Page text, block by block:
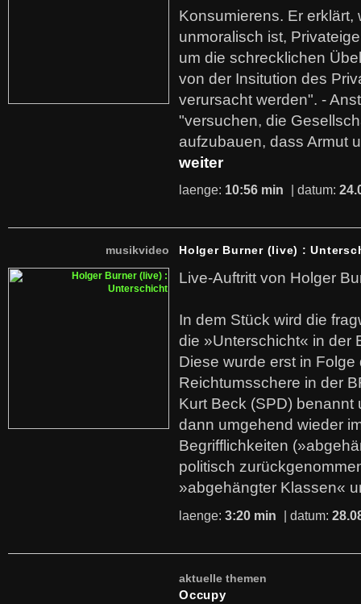
Konsumierens. Er erklärt,
unmoralisch ist,
um die schrecklichen
von der Insitution des
verursacht werden". -
"versuchen, die
aufzubauen, dass Armut
weiter
laenge: 10:56 min | datum:
musikvideo Holger Burner (live) :
Live-Auftritt von Holger
In dem Stück wird die
die »Unterschicht« in der
Diese wurde erst in
Reichtumsschere in der
Kurt Beck (SPD)
dann umgehend wieder
Begrifflichkeiten
politisch
»abgehängter Klassen«
laenge: 3:20 min | datum:
aktuelle themen
Occupy